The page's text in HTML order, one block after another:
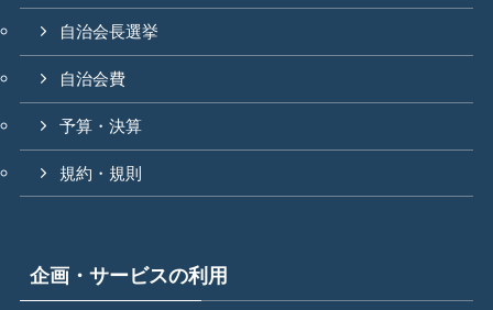
自治会長選挙
自治会費
予算・決算
規約・規則
企画・サービスの利用